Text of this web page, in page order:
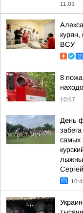
11:03
ВСУ
8
10:57
День
самых